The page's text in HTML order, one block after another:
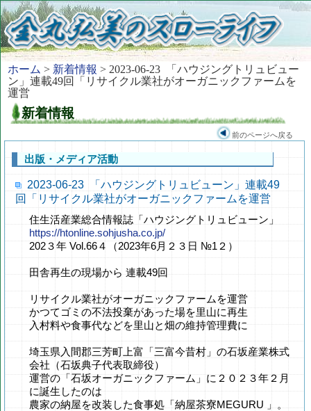
ホーム > 新着情報 > 2023-06-23 「ハウジングトリュビュー
ン」連載49回「リサイクル業社がオーガニックファームを
運営
新着情報
前のページへ戻る
出版・メディア活動
2023-06-23 「ハウジングトリュビューン」連載49
回「リサイクル業社がオーガニックファームを運営
住生活産業総合情報誌「ハウジングトリュビューン」
https://htonline.sohjusha.co.jp/
202３年 Vol.66４（2023年6月２３日 №1２）
田舎再生の現場から 連載49回
リサイクル業社がオーガニックファームを運営
かつてゴミの不法投棄があった場を里山に再生
入村料や食事代などを里山と畑の維持管理費に
埼玉県入間郡三芳町上富「三富今昔村」の石坂産業株式
会社（石坂典子代表取締役）
運営の「石坂オーガニックファーム」に２０２３年２月
に誕生したのは
農家の納屋を改装した食事処「納屋茶寮MEGURU 」。